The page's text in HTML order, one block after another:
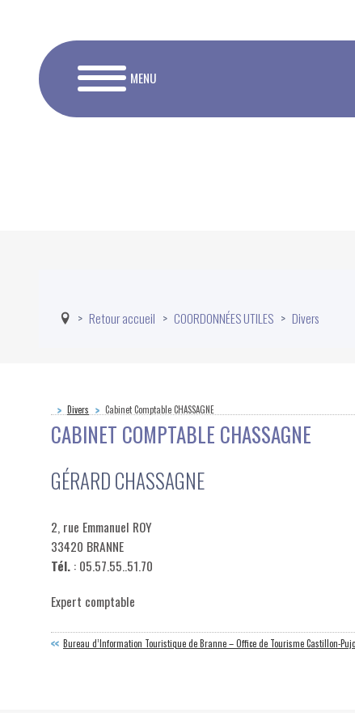
MENU
Retour accueil COORDONNÉES UTILES Divers
Divers Cabinet Comptable CHASSAGNE
CABINET COMPTABLE CHASSAGNE
GÉRARD CHASSAGNE
2, rue Emmanuel ROY
33420 BRANNE
Tél. : 05.57.55..51.70
Expert comptable
Bureau d’Information Touristique de Branne – Office de Tourisme Castillon-